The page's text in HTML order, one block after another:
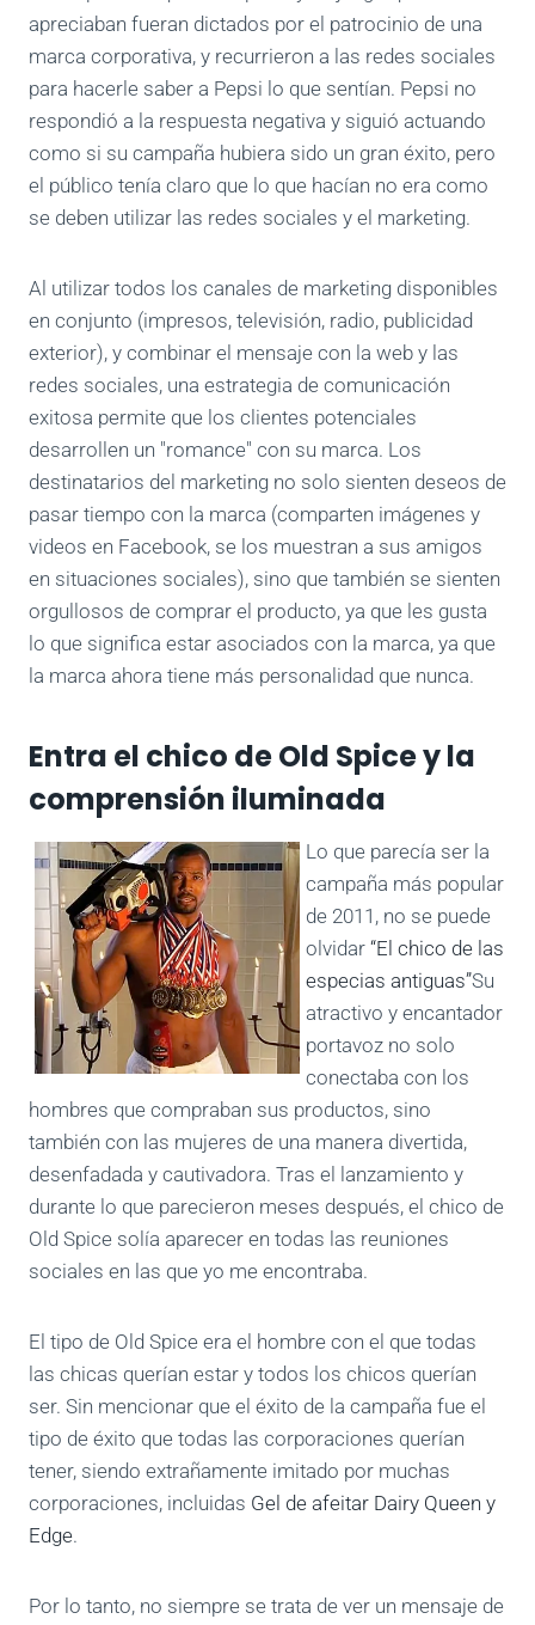
apreciaban fueran dictados por el patrocinio de una
marca corporativa, y recurrieron a las redes sociales
para hacerle saber a Pepsi lo que sentían. Pepsi no
respondió a la respuesta negativa y siguió actuando
como si su campaña hubiera sido un gran éxito, pero
el público tenía claro que lo que hacían no era como
se deben utilizar las redes sociales y el marketing.
Al utilizar todos los canales de marketing disponibles
en conjunto (impresos, televisión, radio, publicidad
exterior), y combinar el mensaje con la web y las
redes sociales, una estrategia de comunicación
exitosa permite que los clientes potenciales
desarrollen un "romance" con su marca. Los
destinatarios del marketing no solo sienten deseos de
pasar tiempo con la marca (comparten imágenes y
videos en Facebook, se los muestran a sus amigos
en situaciones sociales), sino que también se sienten
orgullosos de comprar el producto, ya que les gusta
lo que significa estar asociados con la marca, ya que
la marca ahora tiene más personalidad que nunca.
Entra el chico de Old Spice y la
comprensión iluminada
Lo que parecía ser la
campaña más popular
de 2011, no se puede
olvidar “El chico de las
especias antiguas”Su
atractivo y encantador
portavoz no solo
conectaba con los
hombres que compraban sus productos, sino
también con las mujeres de una manera divertida,
desenfadada y cautivadora. Tras el lanzamiento y
durante lo que parecieron meses después, el chico de
Old Spice solía aparecer en todas las reuniones
sociales en las que yo me encontraba.
El tipo de Old Spice era el hombre con el que todas
las chicas querían estar y todos los chicos querían
ser. Sin mencionar que el éxito de la campaña fue el
tipo de éxito que todas las corporaciones querían
tener, siendo extrañamente imitado por muchas
corporaciones, incluidas Gel de afeitar Dairy Queen y
Edge.
Por lo tanto, no siempre se trata de ver un mensaje de